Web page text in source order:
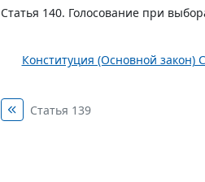
Статья 140. Голосование при
Конституция (Основной закон)
Статья 139